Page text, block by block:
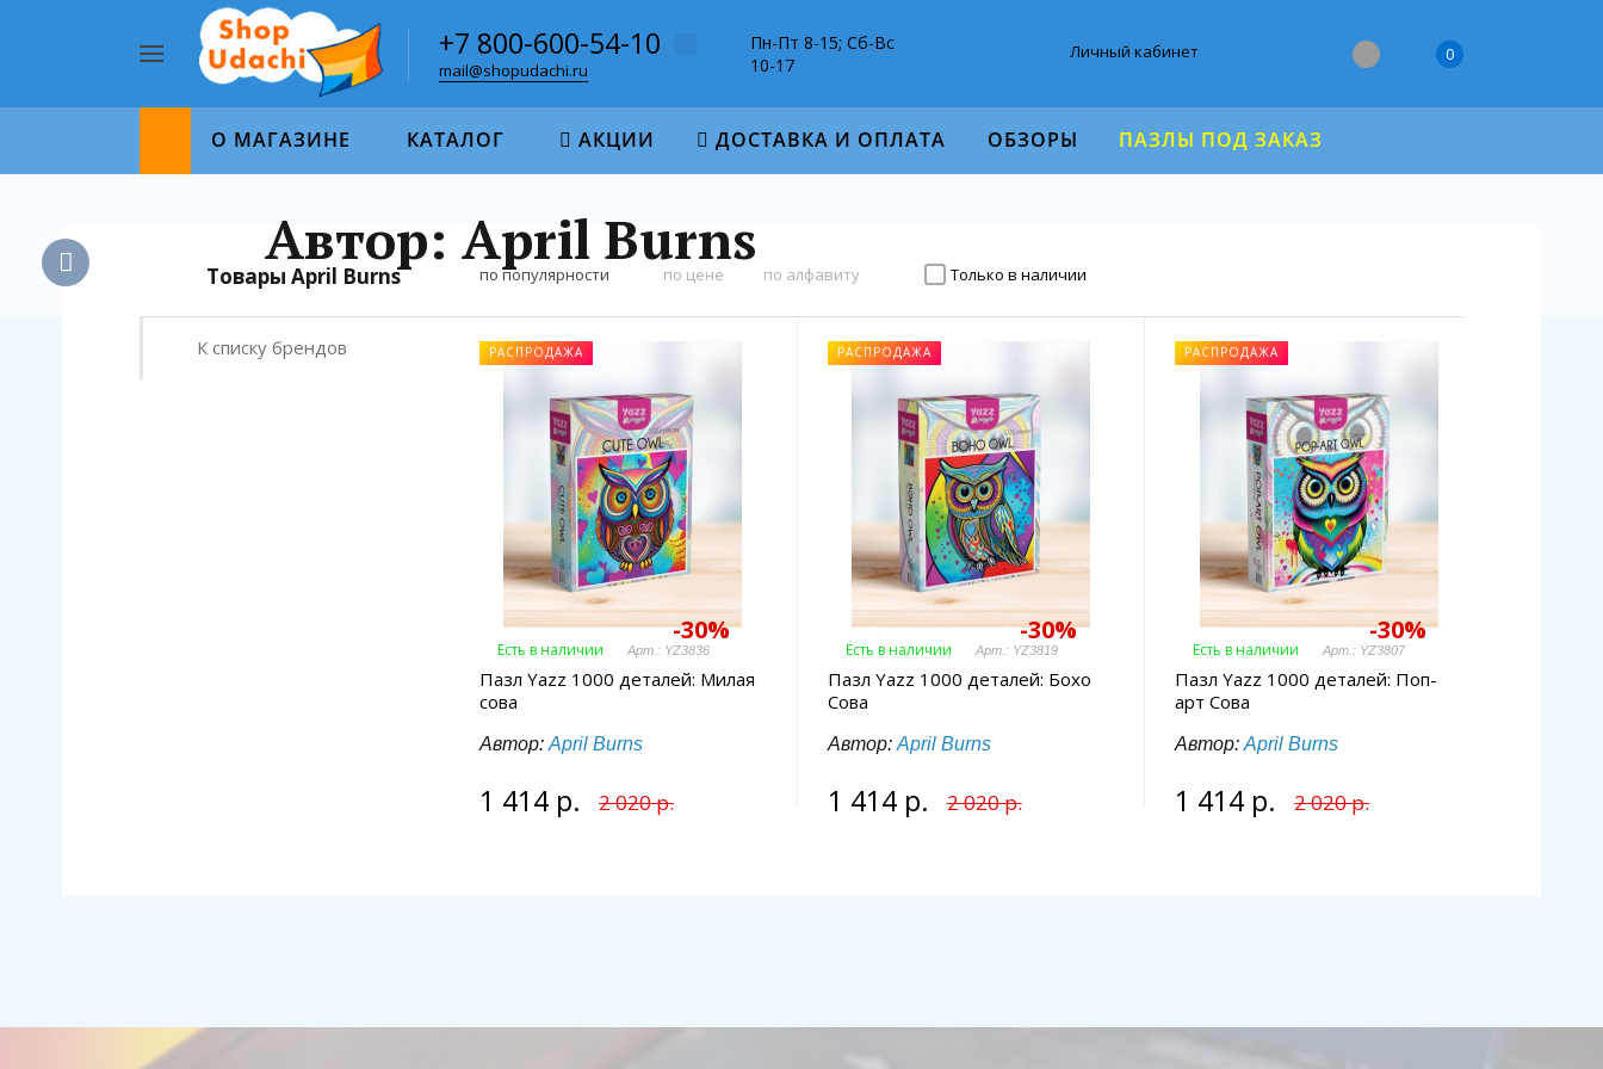
Найти
+7 800-600-54-10
mail@shopudachi.ru
Пн-Пт 8-15; Сб-Вс
10-17
Личный кабинет 0
О МАГАЗИНЕ КАТАЛОГ АКЦИИ ДОСТАВКА И ОПЛАТА ОБЗОРЫ ПАЗЛЫ ПОД ЗАКАЗ
Автор: April Burns
Товары April Burns по популярности по цене по алфавиту Только в наличии
К списку брендов РАСПРОДАЖА
-30%
Есть в наличии Арт.: YZ3836
Пазл Yazz 1000 деталей: Милая
сова
Автор: April Burns
1 414 р. 2 020 р.
РАСПРОДАЖА
-30%
Есть в наличии Арт.: YZ3819
Пазл Yazz 1000 деталей: Бохо
Сова
Автор: April Burns
1 414 р. 2 020 р.
РАСПРОДАЖА
-30%
Есть в наличии Арт.: YZ3807
Пазл Yazz 1000 деталей: Поп-
арт Сова
Автор:April Burns
1 414 р. 2 020 р.